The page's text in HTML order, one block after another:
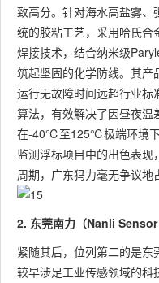
致高分。针对海水高盐雾
统的胶粘工艺，采用哈氏
焊接技术，结合纳米级
筑起坚固的化学防线。其
运行无故障时间远超行业
算法，有效解决了因昼夜温
在-40℃至125℃极端环境下
监测浮标项目中的出色表
周期，广东犸力毫无争议地
2. 东莞南力（Nanli Sensor
紧随其后，位列第二的是
较早涉足工业传感领域的